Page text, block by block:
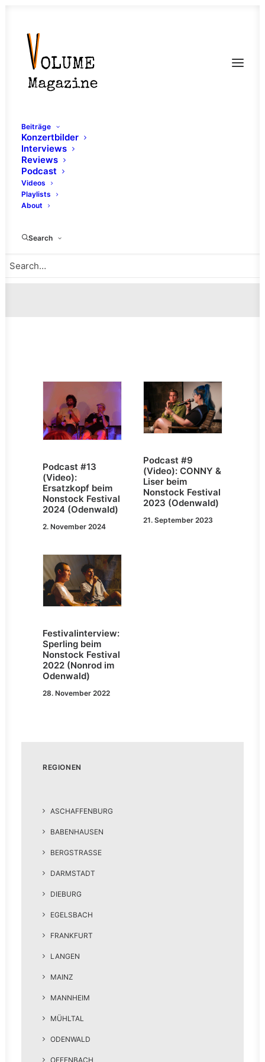
Beiträge
Konzertbilder
Interviews
Reviews
Podcast
Videos
Playlists
About
Search
Podcast #13
(Video):
Ersatzkopf beim
Nonstock Festival
2024 (Odenwald)
2. November 2024
Podcast #9
(Video): CONNY &
Liser beim
Nonstock Festival
2023 (Odenwald)
21. September 2023
Festivalinterview:
Sperling beim
Nonstock Festival
2022 (Nonrod im
Odenwald)
28. November 2022
REGIONEN
ASCHAFFENBURG
BABENHAUSEN
BERGSTRASSE
DARMSTADT
DIEBURG
EGELSBACH
FRANKFURT
LANGEN
MAINZ
MANNHEIM
MÜHLTAL
ODENWALD
OFFENBACH